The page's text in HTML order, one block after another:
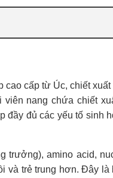
cao cấp từ Úc, chiết
nang chứa chiết
đủ các yếu tố sinh
trưởng), amino acid,
và trẻ trung hơn. Đây là